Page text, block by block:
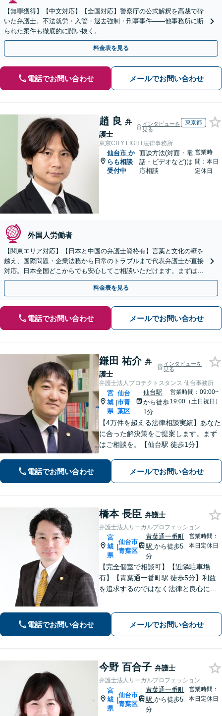
【無罪獲得】【中文対応】【全国対応】警察庁の公式解釈を高裁で砕
いた弁護士。不法就労・入管・退去強制・刑事事件——他事務所に断
られた案件も徹底的に闘い抜く。
料金表を見る
電話でお問い合わせ メールでお問い合わせ
趙 良 弁
護士
インタビューを
見る
東京都
東京CITY LIGHT法律事務所
仙台市 か
らも相談
受付中
面談方法(対面・電
話・ビデオなど)は
応相談
営業時
間：本日
定休日
外国人労働者
【関東エリア対応】【日本と中国の弁護士資格有】言葉と文化の壁を
越え、国際問題・企業法務から日常のトラブルまで代表弁護士が直接
対応。日本全国どこからでも安心してご相談いただけます。まずは一
歩を踏み出してみませんか。【初回相談無料】
料金表を見る
電話でお問い合わせ メールでお問い合わせ
鎌田 祐介 弁
護士
インタビューを
見る
弁護士法人プロテクトスタンス 仙台事務所
宮
城
県
|
仙台
市青
葉区
仙台駅
から徒歩
1分
営業時間：09:00~
19:00（土日祝日）
【4万件を超える法律相談実績】あなた
に合った解決策をご提案します。まず
はご相談を。【仙台駅 徒歩1分】
電話でお問い合わせ メールでお問い合わせ
橋本 長臣 弁護士
弁護士法人リーガルプロフェッション
宮
城
県
|
仙台市
青葉区
青葉通一番町
駅 から徒歩5
分
営業時間：
本日定休日
【完全個室で相談可】【近隣駐車場
有】【青葉通一番町駅 徒歩5分】利益
を追求するのではなく法律と良心に従
にお聞きしご要望に沿った解決をする
ように心がけています。お気軽にご相
電話でお問い合わせ メールでお問い合わせ
今野 百合子 弁護士
弁護士法人リーガルプロフェッション
宮
城
県
|
仙台市
青葉区
青葉通一番町
駅 から徒歩5
分
営業時間：
本日定休日